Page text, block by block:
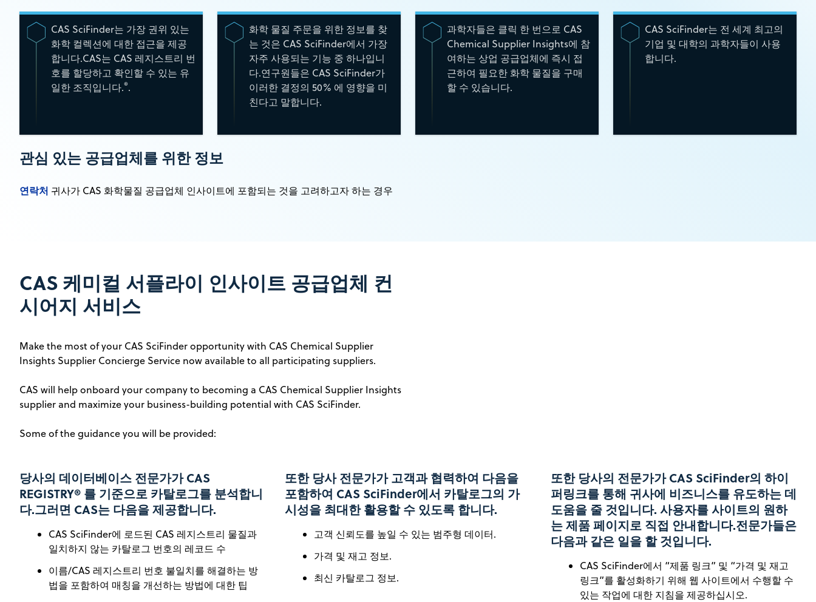
CAS SciFinder는 가장 권위 있는
화학 컬렉션에 대한 접근을 제공
합니다.CAS는 CAS 레지스트리 번
호를 할당하고 확인할 수 있는 유
일한 조직입니다.®.
화학 물질 주문을 위한 정보를 찾
는 것은 CAS SciFinder에서 가장
자주 사용되는 기능 중 하나입니
다.연구원들은 CAS SciFinder가
이러한 결정의 50% 에 영향을 미
친다고 말합니다.
과학자들은 클릭 한 번으로 CAS
Chemical Supplier Insights에 참
여하는 상업 공급업체에 즉시 접
근하여 필요한 화학 물질을 구매
할 수 있습니다.
CAS SciFinder는 전 세계 최고의
기업 및 대학의 과학자들이 사용
합니다.
관심 있는 공급업체를 위한 정보
연락처 귀사가 CAS 화학물질 공급업체 인사이트에 포함되는 것을 고려하고자 하는 경우
CAS 케미컬 서플라이 인사이트 공급업체 컨
시어지 서비스
Make the most of your CAS SciFinder opportunity with CAS Chemical Supplier
Insights Supplier Concierge Service now available to all participating suppliers.
CAS will help onboard your company to becoming a CAS Chemical Supplier Insights
supplier and maximize your business-building potential with CAS SciFinder.
Some of the guidance you will be provided:
당사의 데이터베이스 전문가가 CAS
REGISTRY® 를 기준으로 카탈로그를 분석합니
다.그러면 CAS는 다음을 제공합니다.
CAS SciFinder에 로드된 CAS 레지스트리 물질과
일치하지 않는 카탈로그 번호의 레코드 수
이름/CAS 레지스트리 번호 불일치를 해결하는 방
법을 포함하여 매칭을 개선하는 방법에 대한 팁
또한 당사 전문가가 고객과 협력하여 다음을
포함하여 CAS SciFinder에서 카탈로그의 가
시성을 최대한 활용할 수 있도록 합니다.
고객 신뢰도를 높일 수 있는 범주형 데이터.
가격 및 재고 정보.
최신 카탈로그 정보.
또한 당사의 전문가가 CAS SciFinder의 하이
퍼링크를 통해 귀사에 비즈니스를 유도하는 데
도움을 줄 것입니다. 사용자를 사이트의 원하
는 제품 페이지로 직접 안내합니다.전문가들은
다음과 같은 일을 할 것입니다.
CAS SciFinder에서 “제품 링크” 및 “가격 및 재고
링크”를 활성화하기 위해 웹 사이트에서 수행할 수
있는 작업에 대한 지침을 제공하십시오.